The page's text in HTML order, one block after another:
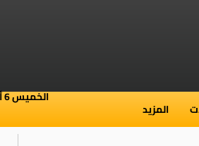
المزيد
الخميس 6 أغسطس 2026